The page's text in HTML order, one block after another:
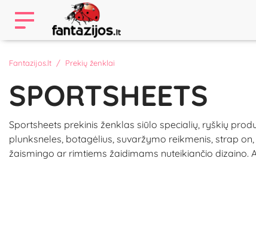
Fantazijos.lt Prekių ženklai
SPORTSHEETS
Sportsheets prekinis ženklas siūlo specialių, ryškių
plunksneles, botagėlius, suvaržymo reikmenis, strap
žaismingo ar rimtiems žaidimams nuteikiančio dizaino.